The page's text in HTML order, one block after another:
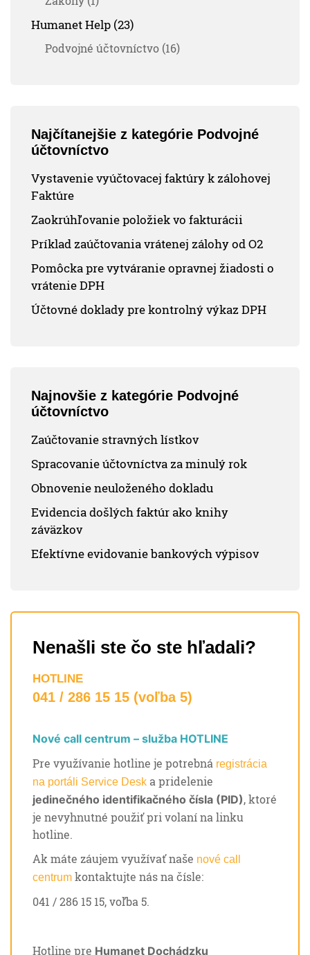
Humanet Help (23)
Podvojné účtovníctvo (16)
Najčítanejšie z kategórie Podvojné
účtovníctvo
Vystavenie vyúčtovacej faktúry k zálohovej
Faktúre
Zaokrúhľovanie položiek vo fakturácii
Príklad zaúčtovania vrátenej zálohy od O2
Pomôcka pre vytváranie opravnej žiadosti o
vrátenie DPH
Účtovné doklady pre kontrolný výkaz DPH
Najnovšie z kategórie Podvojné
účtovníctvo
Zaúčtovanie stravných lístkov
Spracovanie účtovníctva za minulý rok
Obnovenie neuloženého dokladu
Evidencia došlých faktúr ako knihy
záväzkov
Efektívne evidovanie bankových výpisov
Nenašli ste čo ste hľadali?
HOTLINE
041 / 286 15 15 (voľba 5)
Nové call centrum – služba HOTLINE
Pre využívanie hotline je potrebná registrácia
na portáli Service Desk a pridelenie
jedinečného identifikačného čísla (PID), ktoré
je nevyhnutné použiť pri volaní na linku
hotline.
Ak máte záujem využívať naše nové call
centrum kontaktujte nás na čísle:
041 / 286 15 15, voľba 5.
Hotline pre Humanet Dochádzku